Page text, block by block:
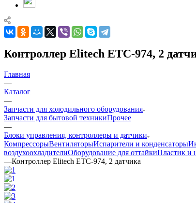
Контроллер Elitech ETC-974, 2
Главная
—
Каталог
—
Запчасти для холодильного оборудования
Запчасти для бытовой техникиПрочее
—
Блоки управления, контроллеры и датчики
КомпрессорыВентиляторыИспарители и конденсаторы
воздухоохладителиОборудование для оттайкиПластик и
—Контроллер Elitech ETC-974, 2 датчика